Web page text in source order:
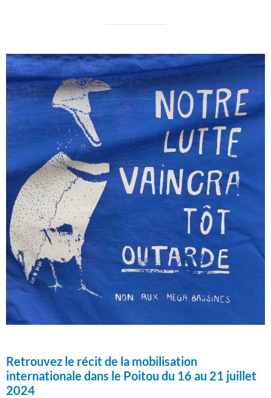
Retrouvez le récit de la mobilisation
internationale dans le Poitou du 16 au 21 juillet
2024